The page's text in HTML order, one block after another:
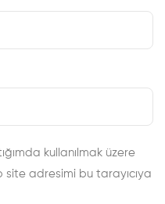
kullanılmak üzere
adresimi bu tarayıcıya